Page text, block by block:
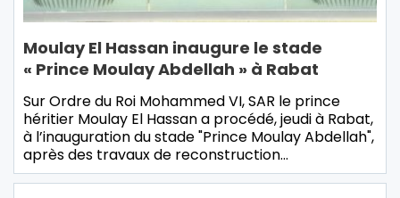
Moulay El Hassan inaugure le stade
« Prince Moulay Abdellah » à Rabat
Sur Ordre du Roi Mohammed VI, SAR le prince
héritier Moulay El Hassan a procédé, jeudi à Rabat,
à l’inauguration du stade "Prince Moulay Abdellah",
après des travaux de reconstruction…